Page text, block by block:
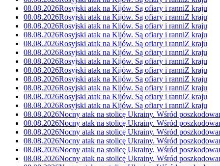
08.08.2026Rosyjski atak na Kijów. Są ofiary i ranniZ kraju
08.08.2026Rosyjski atak na Kijów. Są ofiary i ranniZ kraju
08.08.2026Rosyjski atak na Kijów. Są ofiary i ranniZ kraju
08.08.2026Rosyjski atak na Kijów. Są ofiary i ranniZ kraju
08.08.2026Rosyjski atak na Kijów. Są ofiary i ranniZ kraju
08.08.2026Rosyjski atak na Kijów. Są ofiary i ranniZ kraju
08.08.2026Rosyjski atak na Kijów. Są ofiary i ranniZ kraju
08.08.2026Rosyjski atak na Kijów. Są ofiary i ranniZ kraju
08.08.2026Rosyjski atak na Kijów. Są ofiary i ranniZ kraju
08.08.2026Rosyjski atak na Kijów. Są ofiary i ranniZ kraju
08.08.2026Rosyjski atak na Kijów. Są ofiary i ranniZ kraju
08.08.2026Rosyjski atak na Kijów. Są ofiary i ranniZ kraju
08.08.2026Nocny atak na stolicę Ukrainy. Wśród
08.08.2026Nocny atak na stolicę Ukrainy. Wśród
08.08.2026Nocny atak na stolicę Ukrainy. Wśród
08.08.2026Nocny atak na stolicę Ukrainy. Wśród
08.08.2026Nocny atak na stolicę Ukrainy. Wśród
08.08.2026Nocny atak na stolicę Ukrainy. Wśród